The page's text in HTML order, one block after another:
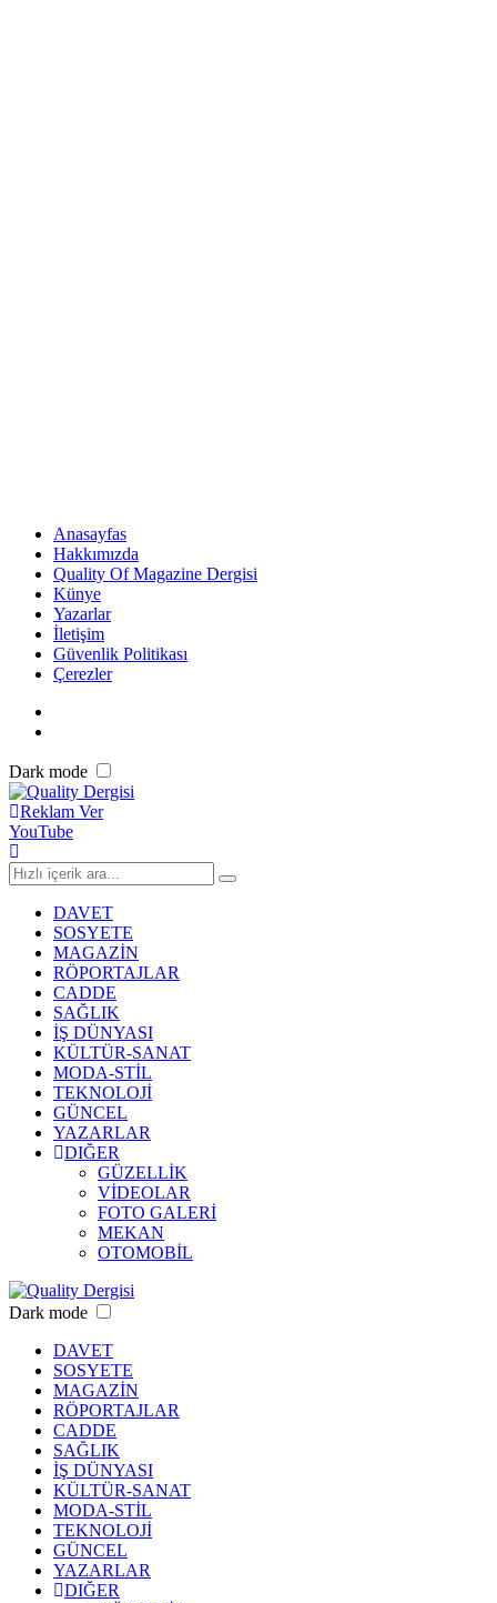
Anasayfas
Hakkımızda
Quality Of Magazine Dergisi
Künye
Yazarlar
İletişim
Güvenlik Politikası
Çerezler
Dark mode
Reklam Ver
YouTube
DAVET
SOSYETE
MAGAZİN
RÖPORTAJLAR
CADDE
SAĞLIK
İŞ DÜNYASI
KÜLTÜR-SANAT
MODA-STİL
TEKNOLOJİ
GÜNCEL
YAZARLAR
DIĞER
GÜZELLİK
VİDEOLAR
FOTO GALERİ
MEKAN
OTOMOBİL
Dark mode
DAVET
SOSYETE
MAGAZİN
RÖPORTAJLAR
CADDE
SAĞLIK
İŞ DÜNYASI
KÜLTÜR-SANAT
MODA-STİL
TEKNOLOJİ
GÜNCEL
YAZARLAR
DIĞER